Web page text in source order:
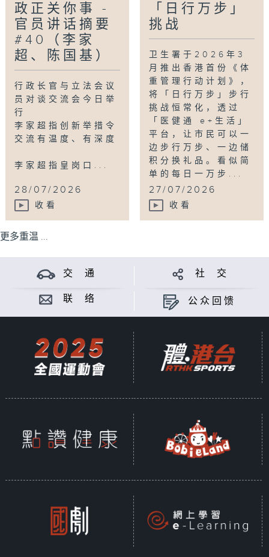
政正关你事 -
官员讲话摘要
#40（李家
超、陈国基）
行政长官与立法会议
员对谈交流会今日举
行
李家超指创新举措令
交流有温度、有深度
李家超指皇岗口...
28/07/2026
收看
「日行万步」
挑战
卫生署于2026年3
月推出香港首份《体
重管理行动计划》，
将「日行万步」步行
挑战恒常化，透过
「医健通 e+生活」
平台，让市民可以一
边步行万步、一边储
积分换礼品。看似简
单的每日一万步...
27/07/2026
收看
更多重温 ...
交 通 社 交
联 络 公众回馈